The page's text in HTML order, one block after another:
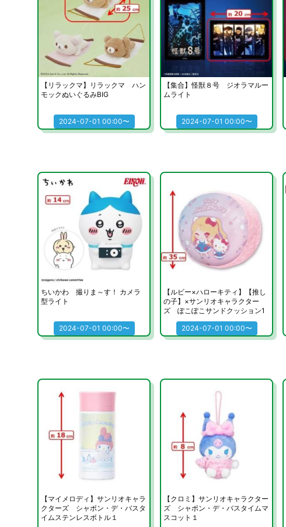
【リラックマ】リラックマ ハン
モックぬいぐるみBIG
2024-07-01 00:00〜
【集合】怪獣８号 ジオラマルー
ムライト
2024-07-01 00:00〜
ちいかわ 撮りま～す！ カメラ
型ライト
2024-07-01 00:00〜
【ルビー×ハローキティ】【推し
の子】×サンリオキャラクター
ズ ぽこぽこサンドクッション1
2024-07-01 00:00〜
【マイメロディ】サンリオキャラ
クターズ シャボン・デ・バスタ
イムステンレスボトル１
【クロミ】サンリオキャラクター
ズ シャボン・デ・バスタイムマ
スコット１